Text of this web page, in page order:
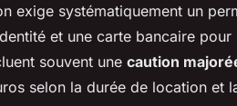
exige systématiquement un
et une carte bancaire
souvent une caution
selon la durée de location et